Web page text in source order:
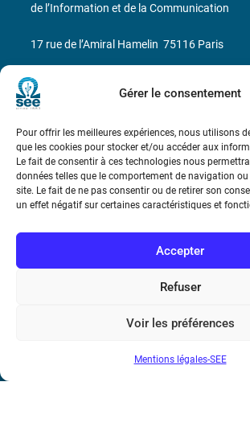
Gérer le consentement
Pour offrir les meilleures expériences, nous utilisons
que les cookies pour stocker et/ou accéder aux
Le fait de consentir à ces technologies nous
données telles que le comportement de navigation ou
site. Le fait de ne pas consentir ou de retirer son
un effet négatif sur certaines caractéristiques et
Accepter
Refuser
Voir les préférences
Mentions légales-SEE
Bicentenaire des découvertes
Conditions Générales de
Mentions légales
de l’Information et de la Communication
17 rue de l’Amiral Hamelin 75116 Paris
Métro : « Boissière » Ligne 6 et « Iéna » Ligne
N° de SIREN : 785 393 232, Code APE :
communautaire : FR44 785 393 232